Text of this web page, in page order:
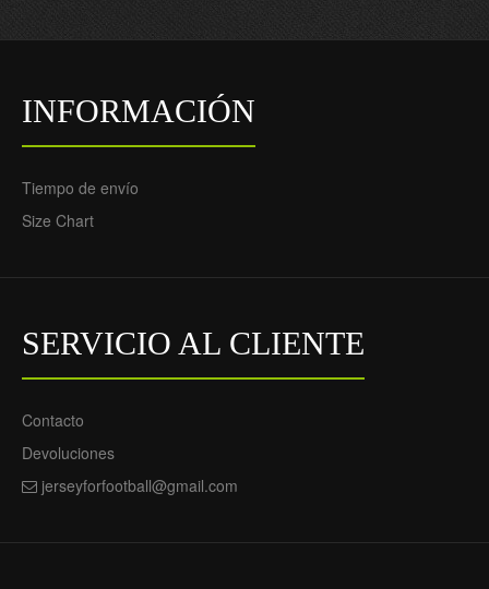
INFORMACIÓN
Tiempo de envío
Size Chart
SERVICIO AL CLIENTE
Contacto
Devoluciones
jerseyforfootball@gmail.com